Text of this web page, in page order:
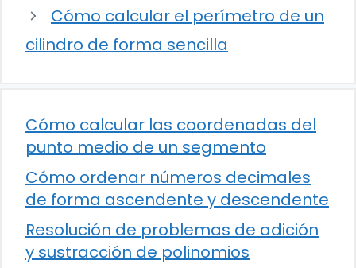
Cómo calcular el perímetro de un
cilindro de forma sencilla
Cómo calcular las coordenadas del
punto medio de un segmento
Cómo ordenar números decimales
de forma ascendente y descendente
Resolución de problemas de adición
y sustracción de polinomios